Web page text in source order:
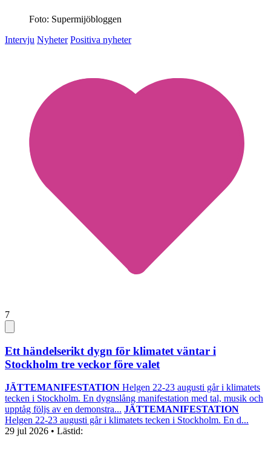
Foto: Supermijöbloggen
Intervju Nyheter Positiva nyheter
7
Ett händelserikt dygn för klimatet väntar i
Stockholm tre veckor före valet
JÄTTEMANIFESTATION Helgen 22-23 augusti går i klimatets
tecken i Stockholm. En dygnslång manifestation med tal, musik och
upptåg följs av en demonstra... JÄTTEMANIFESTATION
Helgen 22-23 augusti går i klimatets tecken i Stockholm. En d...
29 jul 2026 • Lästid: